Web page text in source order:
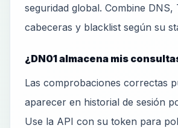
seguridad global. Combine DNS,
cabeceras y blacklist según su
¿DN01 almacena mis
Las comprobaciones correctas
aparecer en historial de sesión
Use la API con su token para